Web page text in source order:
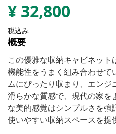
¥ 32,800
税込み
概要
この優雅な収納キャビネッ
機能性をうまく組み合わせ
ムにぴったり収まり、エンジ
滑らかな質感で、現代の家
な美的感覚はシンプルさを
使いやすい収納スペースを提